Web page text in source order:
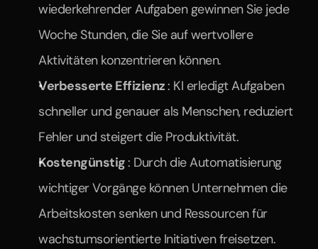
wiederkehrender Aufgaben gewinnen Sie jede
Woche Stunden, die Sie auf wertvollere
Aktivitäten konzentrieren können.
Verbesserte Effizienz : KI erledigt Aufgaben
schneller und genauer als Menschen, reduziert
Fehler und steigert die Produktivität.
Kostengünstig : Durch die Automatisierung
wichtiger Vorgänge können Unternehmen die
Arbeitskosten senken und Ressourcen für
wachstumsorientierte Initiativen freisetzen.